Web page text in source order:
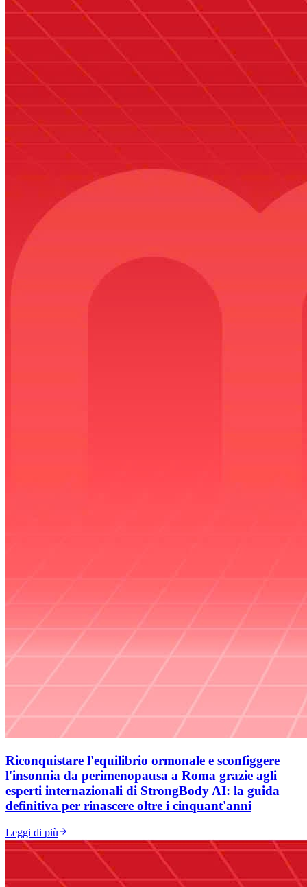
Riconquistare l'equilibrio ormonale e sconfiggere
l'insonnia da perimenopausa a Roma grazie agli
esperti internazionali di StrongBody AI: la guida
definitiva per rinascere oltre i cinquant'anni
Leggi di più